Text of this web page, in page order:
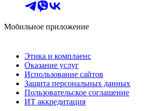
Мобильное приложение
Этика и комплаенс
Оказание услуг
Использование сайтов
Защита персональных данных
Пользовательское соглашение
ИТ аккредитация